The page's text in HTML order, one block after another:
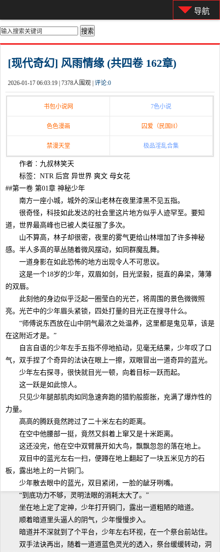
导航
你的位置： 首页>都市激情
[现代奇幻] 风雨情缘 (共四卷 162章)
2026-01-17 06:03:19 | 7378人围观 | 评论:0
书包小说网 7色小说
色色漫画 囚爱（民国H）
禁漫天堂 极品淫乱合集
作者︰九叔林笑天
标签：NTR 后宫 异世界 爽文 母女花
##第一卷 第01章 神秘少年
南方一座小城，城外的深山老林在夜里漆黑不见五指。
很奇怪，科技如此发达的社会里这片地方似乎人迹罕至。要知
道，世界最高峰也已被人类征服了多次。
山不算高，林子却很密，夜里的雾气更给山林增加了许多神秘
感。半人多高的草丛随着微风摆动，如同群魔乱舞。
一道身影在如此恐怖的地方出现令人不可思议。
这是一个18岁的少年，双眉如剑，目光坚毅，挺直的鼻梁，薄薄
的双唇。
此刻他的身边似乎泛起一圈莹白的光芒，将周围的景色微微照
亮。光芒中的少年眉头紧锁，四处打量的目光正在搜寻什么。
“师傅说东西放在山中阴气最浓之处温养，这里都是鬼见草，该是
在这附近才是。”
自言自语的少年左手五指不停地掐动，见毫无结果，少年叹了口
气，双手捏了个奇异的法诀在眼上一擦，双眼冒出一道奇异的蓝光。
少年左右探寻，很快就目光一顿，向着目标一跃而起。
这一跃是如此惊人。
只见少年腿部肌肉如同急速奔跑的猎豹般膨胀，充满了爆炸性的
力量。
高高的腾跃竟然跨过了二十米左右的距离。
在空中他腰部一挺，竟然又斜着上窜又是十米距离。
这还没完，他在空中双臂展开如大鸟，飘飘忽忽的落在地上。
双目中的蓝光左右一扫，便蹲在地上翻起了一块五米见方的石
板，露出地上的一片铜门。
少年散去眼中的蓝光，双目紧闭，一脸的龇牙咧嘴。
“到底功力不够，灵明法眼的消耗太大了。”
坐在地上定了定神，少年打开铜门，露出一道粗陋的暗道。
顺着暗道里头逼人的阴气，少年慢慢步入。
暗道并不深就到了个平台，少年左右环视，在一个祭台前站住。
双手法诀再出，随着一道道蓝色灵光的透入，祭台缓缓转动，洞